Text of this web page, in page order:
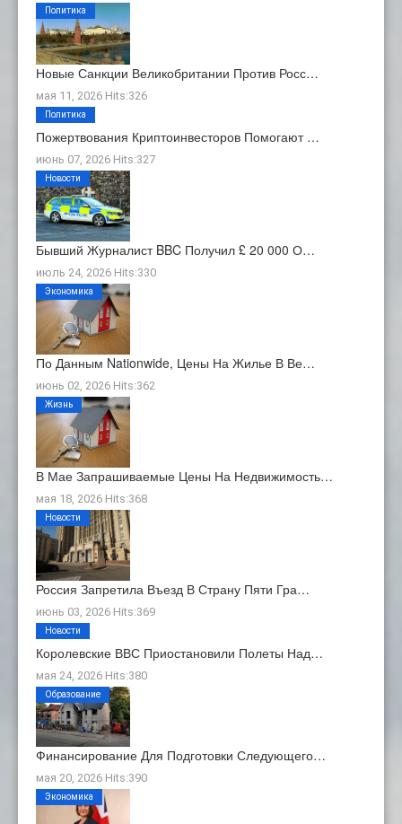
Новые Санкции Великобритании Против Росс…
мая 11, 2026 Hits:326
Политика
Пожертвования Криптоинвесторов Помогают …
июнь 07, 2026 Hits:327
Политика
Бывший Журналист BBC Получил £ 20 000 О…
июль 24, 2026 Hits:330
Новости
По Данным Nationwide, Цены На Жилье В Ве…
июнь 02, 2026 Hits:362
Экономика
В Мае Запрашиваемые Цены На Недвижимость…
мая 18, 2026 Hits:368
Жизнь
Россия Запретила Въезд В Страну Пяти Гра…
июнь 03, 2026 Hits:369
Новости
Королевские ВВС Приостановили Полеты Над…
мая 24, 2026 Hits:380
Новости
Финансирование Для Подготовки Следующего…
мая 20, 2026 Hits:390
Образование
Экономика